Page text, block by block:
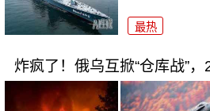
最热
炸疯了！俄乌互掀“仓库战”